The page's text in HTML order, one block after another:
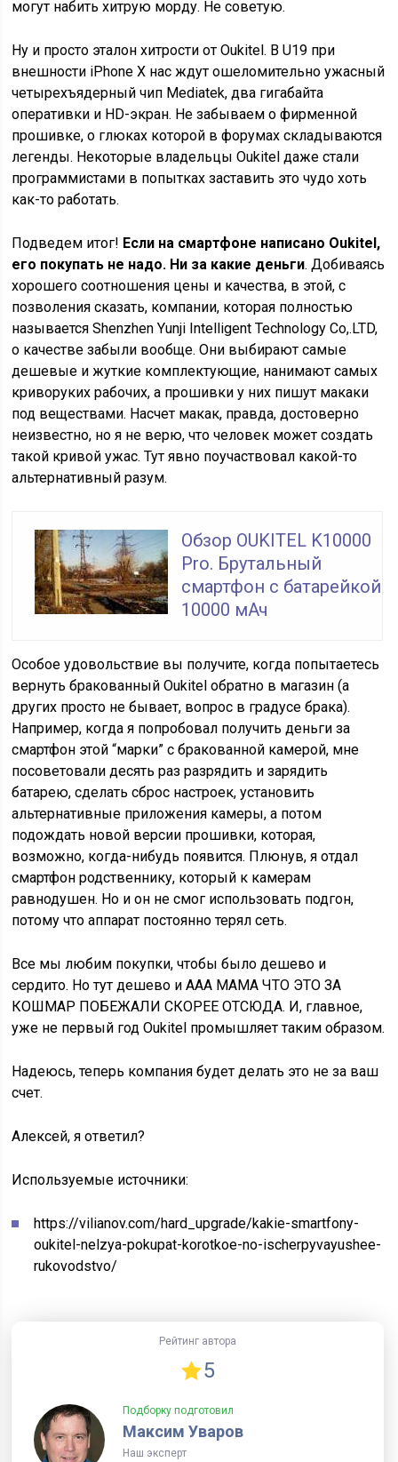
могут набить хитрую морду. Не советую.
Ну и просто эталон хитрости от Oukitel. В U19 при
внешности iPhone X нас ждут ошеломительно ужасный
четырехъядерный чип Mediatek, два гигабайта
оперативки и HD-экран. Не забываем о фирменной
прошивке, о глюках которой в форумах складываются
легенды. Некоторые владельцы Oukitel даже стали
программистами в попытках заставить это чудо хоть
как-то работать.
Подведем итог! Если на смартфоне написано Oukitel,
его покупать не надо. Ни за какие деньги. Добиваясь
хорошего соотношения цены и качества, в этой, с
позволения сказать, компании, которая полностью
называется Shenzhen Yunji Intelligent Technology Co,.LTD,
о качестве забыли вообще. Они выбирают самые
дешевые и жуткие комплектующие, нанимают самых
криворуких рабочих, а прошивки у них пишут макаки
под веществами. Насчет макак, правда, достоверно
неизвестно, но я не верю, что человек может создать
такой кривой ужас. Тут явно поучаствовал какой-то
альтернативный разум.
Обзор OUKITEL K10000
Pro. Брутальный
смартфон с батарейкой
10000 мАч
Особое удовольствие вы получите, когда попытаетесь
вернуть бракованный Oukitel обратно в магазин (а
других просто не бывает, вопрос в градусе брака).
Например, когда я попробовал получить деньги за
смартфон этой “марки” с бракованной камерой, мне
посоветовали десять раз разрядить и зарядить
батарею, сделать сброс настроек, установить
альтернативные приложения камеры, а потом
подождать новой версии прошивки, которая,
возможно, когда-нибудь появится. Плюнув, я отдал
смартфон родственнику, который к камерам
равнодушен. Но и он не смог использовать подгон,
потому что аппарат постоянно терял сеть.
Все мы любим покупки, чтобы было дешево и
сердито. Но тут дешево и ААА МАМА ЧТО ЭТО ЗА
КОШМАР ПОБЕЖАЛИ СКОРЕЕ ОТСЮДА. И, главное,
уже не первый год Oukitel промышляет таким образом.
Надеюсь, теперь компания будет делать это не за ваш
счет.
Алексей, я ответил?
Используемые источники:
https://vilianov.com/hard_upgrade/kakie-smartfony-
oukitel-nelzya-pokupat-korotkoe-no-ischerpyvayushee-
rukovodstvo/
Рейтинг автора
5
Подборку подготовил
Максим Уваров
Наш эксперт